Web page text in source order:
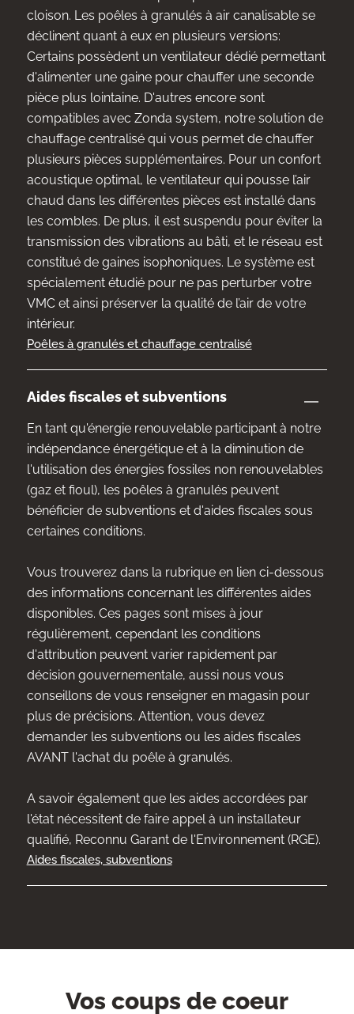
cloison. Les poêles à granulés à air canalisable se
déclinent quant à eux en plusieurs versions:
Certains possèdent un ventilateur dédié permettant
d'alimenter une gaine pour chauffer une seconde
pièce plus lointaine. D'autres encore sont
compatibles avec Zonda system, notre solution de
chauffage centralisé qui vous permet de chauffer
plusieurs pièces supplémentaires. Pour un confort
acoustique optimal, le ventilateur qui pousse l’air
chaud dans les différentes pièces est installé dans
les combles. De plus, il est suspendu pour éviter la
transmission des vibrations au bâti, et le réseau est
constitué de gaines isophoniques. Le système est
spécialement étudié pour ne pas perturber votre
VMC et ainsi préserver la qualité de l’air de votre
intérieur.
Poêles à granulés et chauffage centralisé
Aides fiscales et subventions
En tant qu'énergie renouvelable participant à notre
indépendance énergétique et à la diminution de
l'utilisation des énergies fossiles non renouvelables
(gaz et fioul), les poêles à granulés peuvent
bénéficier de subventions et d'aides fiscales sous
certaines conditions.
Vous trouverez dans la rubrique en lien ci-dessous
des informations concernant les différentes aides
disponibles. Ces pages sont mises à jour
régulièrement, cependant les conditions
d'attribution peuvent varier rapidement par
décision gouvernementale, aussi nous vous
conseillons de vous renseigner en magasin pour
plus de précisions. Attention, vous devez
demander les subventions ou les aides fiscales
AVANT l'achat du poêle à granulés.
A savoir également que les aides accordées par
l'état nécessitent de faire appel à un installateur
qualifié, Reconnu Garant de l'Environnement (RGE).
Aides fiscales, subventions
Vos coups de coeur